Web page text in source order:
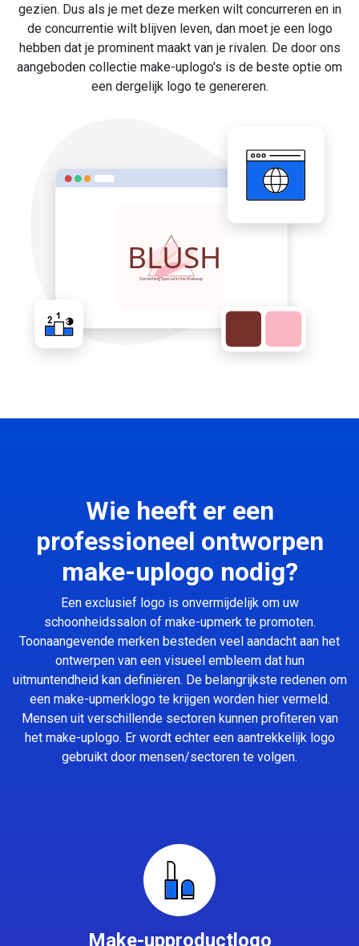
gezien. Dus als je met deze merken wilt concurreren en in
de concurrentie wilt blijven leven, dan moet je een logo
hebben dat je prominent maakt van je rivalen. De door ons
aangeboden collectie make-uplogo's is de beste optie om
een dergelijk logo te genereren.
Wie heeft er een
professioneel ontworpen
make-uplogo nodig?
Een exclusief logo is onvermijdelijk om uw
schoonheidssalon of make-upmerk te promoten.
Toonaangevende merken besteden veel aandacht aan het
ontwerpen van een visueel embleem dat hun
uitmuntendheid kan definiëren. De belangrijkste redenen om
een make-upmerklogo te krijgen worden hier vermeld.
Mensen uit verschillende sectoren kunnen profiteren van
het make-uplogo. Er wordt echter een aantrekkelijk logo
gebruikt door mensen/sectoren te volgen.
Make-upproductlogo